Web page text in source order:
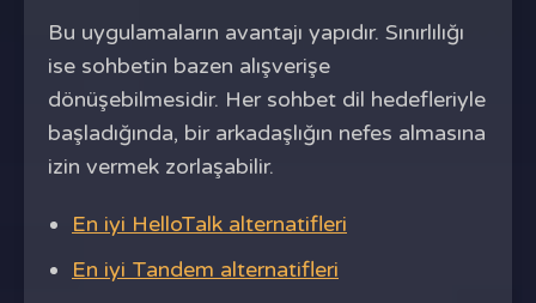
Bu uygulamaların avantajı yapıdır. Sınırlılığı
ise sohbetin bazen alışverişe
dönüşebilmesidir. Her sohbet dil hedefleriyle
başladığında, bir arkadaşlığın nefes almasına
izin vermek zorlaşabilir.
En iyi HelloTalk alternatifleri
En iyi Tandem alternatifleri